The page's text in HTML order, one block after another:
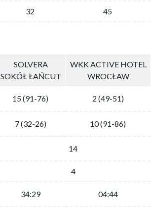
32 45
SOLVERA
SOKÓŁ ŁAŃCUT
WKK ACTIVE HOTEL
WROCŁAW
15 (91-76) 2 (49-51)
7 (32-26)
10 (91-86)
14
4
34:29 04:44